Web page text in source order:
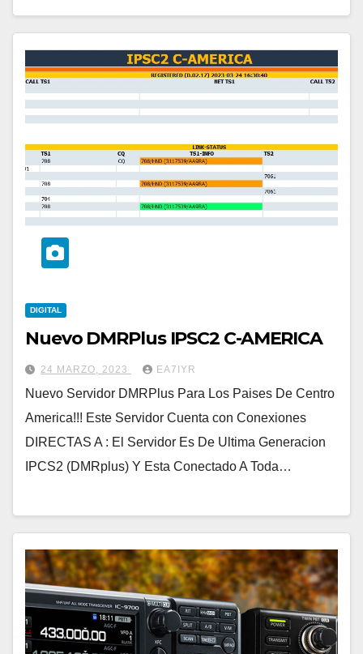
DIGITAL
Nuevo DMRPlus IPSC2 C-AMERICA
24 MARZO, 2023 EA7IYR
Nuevo Servidor DMRPlus Para Los Paises De Centro
America!!! Este Servidor Cuenta con Conexiones
DIRECTAS A : El Servidor Es De Ultima Generacion
IPCS2 (DMRplus) Y Esta Conectado A Toda…